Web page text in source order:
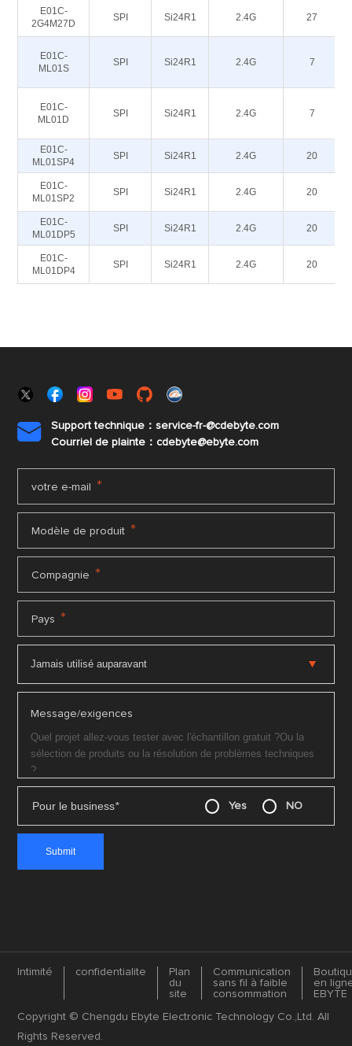
E01C-
2G4M27D
SPI Si24R1 2.4G 27
E01C-
ML01S
SPI Si24R1 2.4G 7
E01C-
ML01D
SPI Si24R1 2.4G 7
E01C-
ML01SP4
SPI Si24R1 2.4G 20
E01C-
ML01SP2
SPI Si24R1 2.4G 20
E01C-
ML01DP5
SPI Si24R1 2.4G 20
E01C-
ML01DP4
SPI Si24R1 2.4G 20

Support technique：service-fr-@cdebyte.com
Courriel de plainte：cdebyte@ebyte.com
votre e-mail *
Modèle de produit *
Compagnie *
Pays *
Message/exigences
Pour le business* Yes NO
Intimité confidentialite
Plan
du
site
Communication
sans fil à faible
consommation
en
EBYTE
Copyright © Chengdu Ebyte Electronic Technology Co.,Ltd. All
Rights Reserved.